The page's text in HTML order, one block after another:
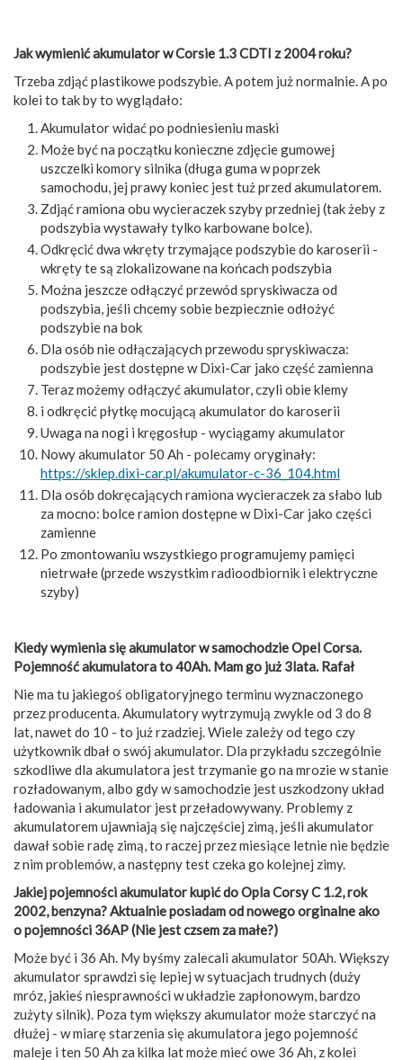
Jak wymienić akumulator w Corsie 1.3 CDTI z 2004 roku?
Trzeba zdjąć plastikowe podszybie. A potem już normalnie. A po
kolei to tak by to wyglądało:
Akumulator widać po podniesieniu maski
Może być na początku konieczne zdjęcie gumowej
uszczelki komory silnika (długa guma w poprzek
samochodu, jej prawy koniec jest tuż przed akumulatorem.
Zdjąć ramiona obu wycieraczek szyby przedniej (tak żeby z
podszybia wystawały tylko karbowane bolce).
Odkręcić dwa wkręty trzymające podszybie do karoserii -
wkręty te są zlokalizowane na końcach podszybia
Można jeszcze odłączyć przewód spryskiwacza od
podszybia, jeśli chcemy sobie bezpiecznie odłożyć
podszybie na bok
Dla osób nie odłączających przewodu spryskiwacza:
podszybie jest dostępne w Dixi-Car jako część zamienna
Teraz możemy odłączyć akumulator, czyli obie klemy
i odkręcić płytkę mocującą akumulator do karoserii
Uwaga na nogi i kręgosłup - wyciągamy akumulator
Nowy akumulator 50 Ah - polecamy oryginały:
https://sklep.dixi-car.pl/akumulator-c-36_104.html
Dla osób dokręcających ramiona wycieraczek za słabo lub
za mocno: bolce ramion dostępne w Dixi-Car jako części
zamienne
Po zmontowaniu wszystkiego programujemy pamięci
nietrwałe (przede wszystkim radioodbiornik i elektryczne
szyby)
Kiedy wymienia się akumulator w samochodzie Opel Corsa.
Pojemność akumulatora to 40Ah. Mam go już 3lata. Rafał
Nie ma tu jakiegoś obligatoryjnego terminu wyznaczonego
przez producenta. Akumulatory wytrzymują zwykle od 3 do 8
lat, nawet do 10 - to już rzadziej. Wiele zależy od tego czy
użytkownik dbał o swój akumulator. Dla przykładu szczególnie
szkodliwe dla akumulatora jest trzymanie go na mrozie w stanie
rozładowanym, albo gdy w samochodzie jest uszkodzony układ
ładowania i akumulator jest przeładowywany. Problemy z
akumulatorem ujawniają się najczęściej zimą, jeśli akumulator
dawał sobie radę zimą, to raczej przez miesiące letnie nie będzie
z nim problemów, a następny test czeka go kolejnej zimy.
Jakiej pojemności akumulator kupić do Opla Corsy C 1.2, rok
2002, benzyna? Aktualnie posiadam od nowego orginalne ako
o pojemności 36AP (Nie jest czsem za małe?)
Może być i 36 Ah. My byśmy zalecali akumulator 50Ah. Większy
akumulator sprawdzi się lepiej w sytuacjach trudnych (duży
mróz, jakieś niesprawności w układzie zapłonowym, bardzo
zużyty silnik). Poza tym większy akumulator może starczyć na
dłużej - w miarę starzenia się akumulatora jego pojemność
maleje i ten 50 Ah za kilka lat może mieć owe 36 Ah, z kolei